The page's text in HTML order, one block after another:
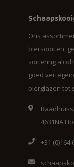
Ons
biersoorten,
sortering
goed
bierglazen tot
4631NA
+31 (0)164